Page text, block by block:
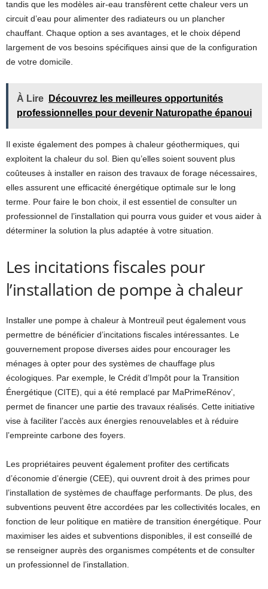
tandis que les modèles air-eau transfèrent cette chaleur vers un
circuit d’eau pour alimenter des radiateurs ou un plancher
chauffant. Chaque option a ses avantages, et le choix dépend
largement de vos besoins spécifiques ainsi que de la configuration
de votre domicile.
À Lire
Découvrez les meilleures opportunités
professionnelles pour devenir Naturopathe épanoui
Il existe également des pompes à chaleur géothermiques, qui
exploitent la chaleur du sol. Bien qu’elles soient souvent plus
coûteuses à installer en raison des travaux de forage nécessaires,
elles assurent une efficacité énergétique optimale sur le long
terme. Pour faire le bon choix, il est essentiel de consulter un
professionnel de l’installation qui pourra vous guider et vous aider à
déterminer la solution la plus adaptée à votre situation.
Les incitations fiscales pour
l’installation de pompe à chaleur
Installer une pompe à chaleur à Montreuil peut également vous
permettre de bénéficier d’incitations fiscales intéressantes. Le
gouvernement propose diverses aides pour encourager les
ménages à opter pour des systèmes de chauffage plus
écologiques. Par exemple, le Crédit d’Impôt pour la Transition
Énergétique (CITE), qui a été remplacé par MaPrimeRénov’,
permet de financer une partie des travaux réalisés. Cette initiative
vise à faciliter l’accès aux énergies renouvelables et à réduire
l’empreinte carbone des foyers.
Les propriétaires peuvent également profiter des certificats
d’économie d’énergie (CEE), qui ouvrent droit à des primes pour
l’installation de systèmes de chauffage performants. De plus, des
subventions peuvent être accordées par les collectivités locales, en
fonction de leur politique en matière de transition énergétique. Pour
maximiser les aides et subventions disponibles, il est conseillé de
se renseigner auprès des organismes compétents et de consulter
un professionnel de l’installation.